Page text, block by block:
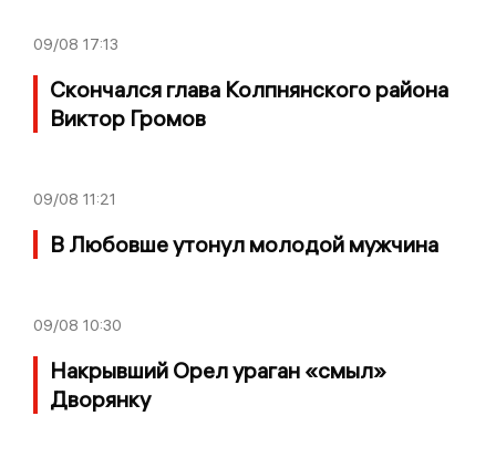
09/08 17:13
Скончался глава Колпнянского района
Виктор Громов
09/08 11:21
В Любовше утонул молодой мужчина
09/08 10:30
Накрывший Орел ураган «смыл»
Дворянку